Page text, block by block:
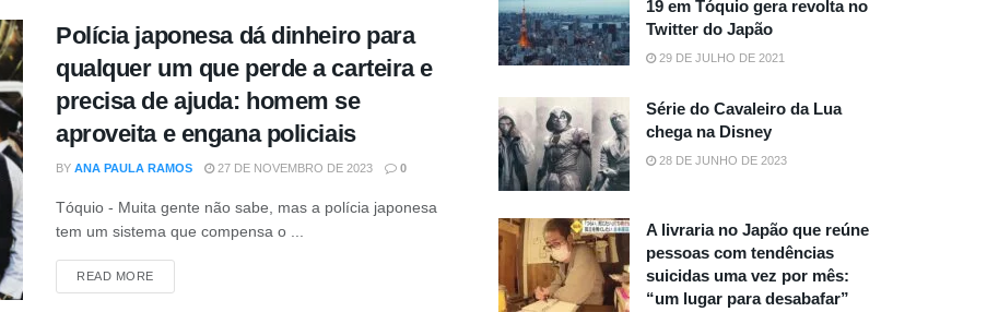
Polícia japonesa dá dinheiro para
qualquer um que perde a carteira e
precisa de ajuda: homem se
aproveita e engana policiais
BY ANA PAULA RAMOS 27 DE NOVEMBRO DE 2023 0
Tóquio - Muita gente não sabe, mas a polícia japonesa
tem um sistema que compensa o ...
READ MOREDETAILS
19 em Tóquio gera revolta no
Twitter do Japão
29 DE JULHO DE 2021
Série do Cavaleiro da Lua
chega na Disney
28 DE JUNHO DE 2023
A livraria no Japão que reúne
pessoas com tendências
suicidas uma vez por mês:
“um lugar para desabafar”